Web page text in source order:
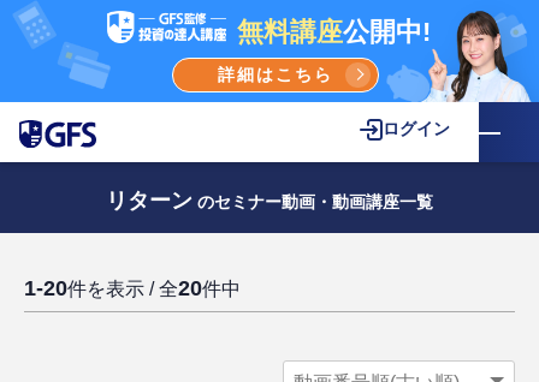
無料講座公開中!
詳細はこちら
ログイン
リターン のセミナー動画・動画講座一覧
1-20件を表示 / 全20件中